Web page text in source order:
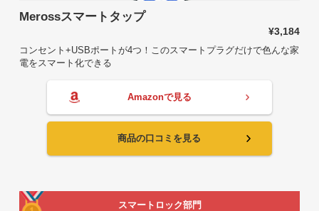
Merossスマートタップ
¥3,184
コンセント+USBポートが4つ！このスマートプラグだけで色んな家
電をスマート化できる
Amazonで見る
商品の口コミを見る
スマートロック部門